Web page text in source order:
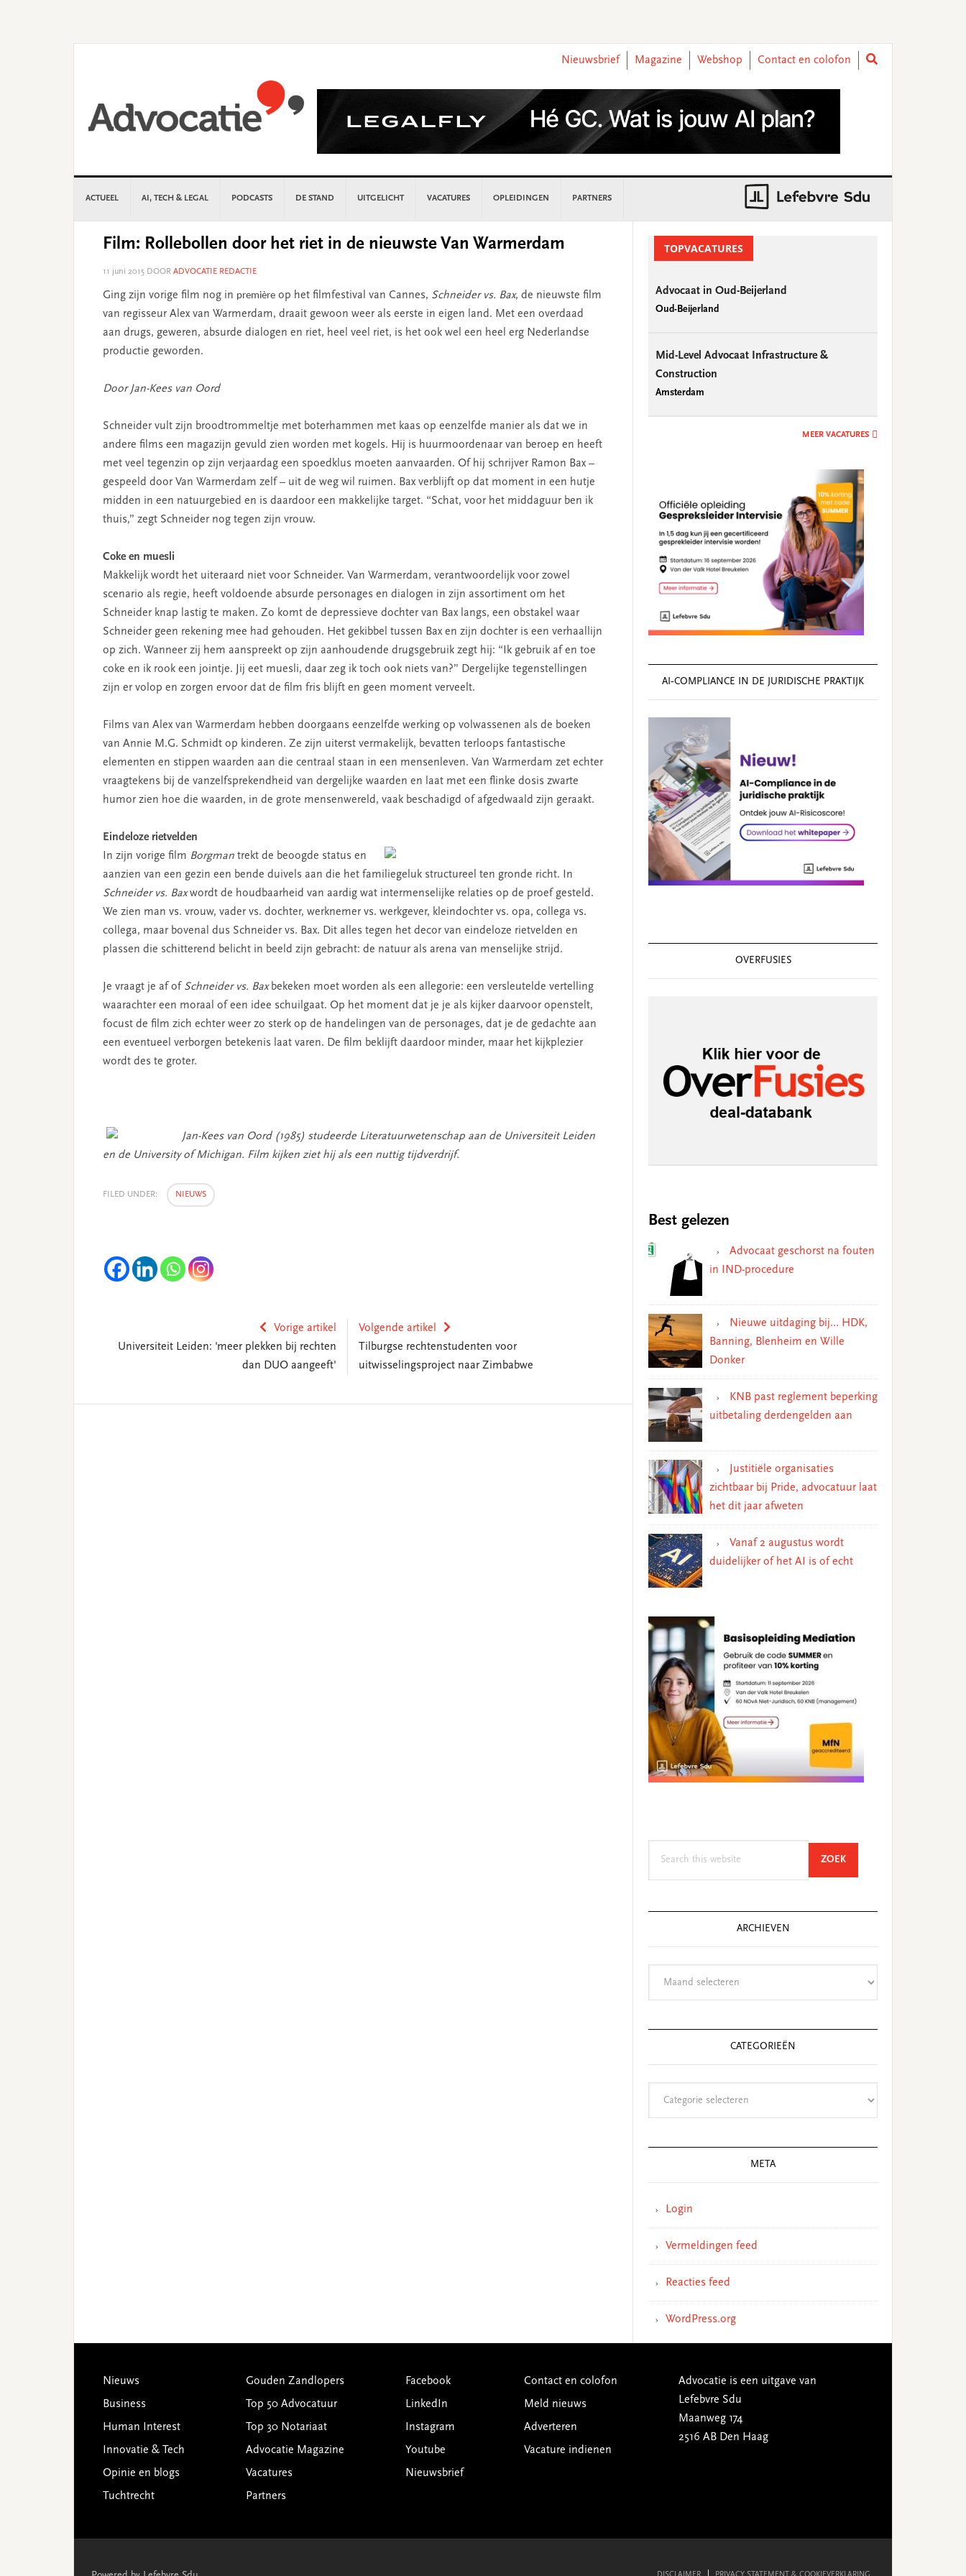
Nieuwsbrief
Magazine Webshop Contact en colofon
ACTUEEL AI, TECH & LEGAL PODCASTS DE STAND UITGELICHT VACATURES OPLEIDINGEN PARTNERS
Film: Rollebollen door het riet in de nieuwste Van Warmerdam
11 juni 2015 DOOR ADVOCATIE REDACTIE
Ging zijn vorige film nog in première op het filmfestival van Cannes, Schneider vs. Bax, de nieuwste film
van regisseur Alex van Warmerdam, draait gewoon weer als eerste in eigen land. Met een overdaad
aan drugs, geweren, absurde dialogen en riet, heel veel riet, is het ook wel een heel erg Nederlandse
productie geworden.
Door Jan-Kees van Oord
Schneider vult zijn broodtrommeltje met boterhammen met kaas op eenzelfde manier als dat we in
andere films een magazijn gevuld zien worden met kogels. Hij is huurmoordenaar van beroep en heeft
met veel tegenzin op zijn verjaardag een spoedklus moeten aanvaarden. Of hij schrijver Ramon Bax –
gespeeld door Van Warmerdam zelf – uit de weg wil ruimen. Bax verblijft op dat moment in een hutje
midden in een natuurgebied en is daardoor een makkelijke target. “Schat, voor het middaguur ben ik
thuis,” zegt Schneider nog tegen zijn vrouw.
Coke en muesli
Makkelijk wordt het uiteraard niet voor Schneider. Van Warmerdam, verantwoordelijk voor zowel
scenario als regie, heeft voldoende absurde personages en dialogen in zijn assortiment om het
Schneider knap lastig te maken. Zo komt de depressieve dochter van Bax langs, een obstakel waar
Schneider geen rekening mee had gehouden. Het gekibbel tussen Bax en zijn dochter is een verhaallijn
op zich. Wanneer zij hem aanspreekt op zijn aanhoudende drugsgebruik zegt hij: “Ik gebruik af en toe
coke en ik rook een jointje. Jij eet muesli, daar zeg ik toch ook niets van?” Dergelijke tegenstellingen
zijn er volop en zorgen ervoor dat de film fris blijft en geen moment verveelt.
Films van Alex van Warmerdam hebben doorgaans eenzelfde werking op volwassenen als de boeken
van Annie M.G. Schmidt op kinderen. Ze zijn uiterst vermakelijk, bevatten terloops fantastische
elementen en stippen waarden aan die centraal staan in een mensenleven. Van Warmerdam zet echter
vraagtekens bij de vanzelfsprekendheid van dergelijke waarden en laat met een flinke dosis zwarte
humor zien hoe die waarden, in de grote mensenwereld, vaak beschadigd of afgedwaald zijn geraakt.
Eindeloze rietvelden
In zijn vorige film Borgman trekt de beoogde status en
aanzien van een gezin een bende duivels aan die het familiegeluk structureel ten gronde richt. In
Schneider vs. Baxwordt de houdbaarheid van aardig wat intermenselijke relaties op de proef gesteld.
We zien man vs. vrouw, vader vs. dochter, werknemer vs. werkgever, kleindochter vs. opa, collega vs.
collega, maar bovenal dus Schneider vs. Bax. Dit alles tegen het decor van eindeloze rietvelden en
plassen die schitterend belicht in beeld zijn gebracht: de natuur als arena van menselijke strijd.
Je vraagt je af of Schneider vs. Baxbekeken moet worden als een allegorie: een versleutelde vertelling
waarachter een moraal of een idee schuilgaat. Op het moment dat je je als kijker daarvoor openstelt,
focust de film zich echter weer zo sterk op de handelingen van de personages, dat je de gedachte aan
een eventueel verborgen betekenis laat varen. De film beklijft daardoor minder, maar het kijkplezier
wordt des te groter.
Jan-Kees van Oord (1985) studeerde Literatuurwetenschap aan de Universiteit Leiden
en de University of Michigan. Film kijken ziet hij als een nuttig tijdverdrijf.
FILED UNDER: NIEUWS
Vorige artikel
Universiteit Leiden: 'meer plekken bij rechten
dan DUO aangeeft'
Volgende artikel
Tilburgse rechtenstudenten voor
uitwisselingsproject naar Zimbabwe
SidebarTOPVACATURES
Advocaat in Oud-Beijerland
Oud-Beijerland
Mid-Level Advocaat Infrastructure &
Construction
Amsterdam
MEER VACATURES
AI‑COMPLIANCE IN DE JURIDISCHE PRAKTIJK
OVERFUSIES
Best gelezen
Advocaat geschorst na fouten
in IND-procedure
Nieuwe uitdaging bij… HDK,
Banning, Blenheim en Wille
Donker
KNB past reglement beperking
uitbetaling derdengelden aan
Justitiële organisaties
zichtbaar bij Pride, advocatuur laat
het dit jaar afweten
Vanaf 2 augustus wordt
duidelijker of het AI is of echt
ZOEKSEARCH
ARCHIEVEN
CATEGORIEËN
META
Login
Vermeldingen feed
Reacties feed
WordPress.org
Footer
Nieuws
Business
Human Interest
Innovatie & Tech
Opinie en blogs
Tuchtrecht
Gouden Zandlopers
Top 50 Advocatuur
Top 30 Notariaat
Advocatie Magazine
Vacatures
Partners
Facebook
LinkedIn
Instagram
Youtube
Nieuwsbrief
Contact en colofon
Meld nieuws
Adverteren
Vacature indienen
Advocatie is een uitgave van
Lefebvre Sdu
Maanweg 174
2516 AB Den Haag